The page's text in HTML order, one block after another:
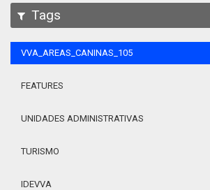
Tags
VVA_AREAS_CANINAS_105
FEATURES
UNIDADES ADMINISTRATIVAS
TURISMO
IDEVVA